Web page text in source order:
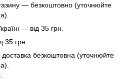
— безкоштовно (уточнюйте
— від 35 грн.
35 грн.
доставка безкоштовна (уточнюйте